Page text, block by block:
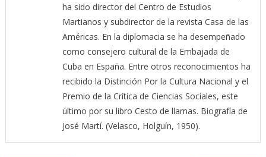
ha sido director del Centro de Estudios
Martianos y subdirector de la revista Casa de las
Américas. En la diplomacia se ha desempeñado
como consejero cultural de la Embajada de
Cuba en España. Entre otros reconocimientos ha
recibido la Distinción Por la Cultura Nacional y el
Premio de la Crítica de Ciencias Sociales, este
último por su libro Cesto de llamas. Biografía de
José Martí. (Velasco, Holguín, 1950).